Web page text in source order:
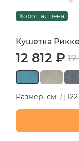
Хорошая цена
Кушетка
12 812 ₽
Размер, см: Д